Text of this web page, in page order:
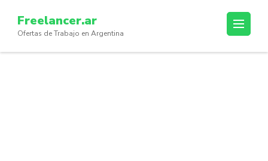
content
(Press
Freelancer.ar
Ofertas de Trabajo en Argentina